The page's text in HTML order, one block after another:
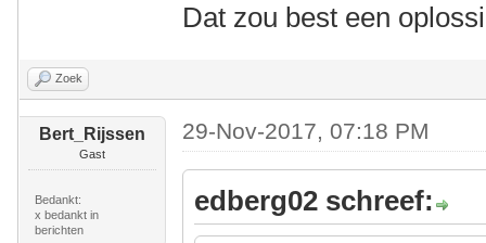
Dat zou best een
Zoek
Bert_Rijssen
Gast
Bedankt:
x bedankt in
berichten
29-Nov-2017, 07:18 PM
edberg02 schreef: